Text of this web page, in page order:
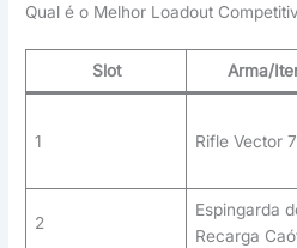
Qual é o Melhor Loadout
Slot Arma/
1 Rifle Vector 7
2
Espingarda
Recarga